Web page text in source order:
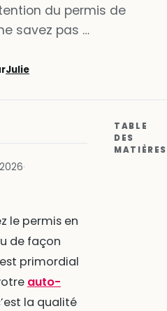
du permis de
savez pas …
Julie
·
le permis en
de façon
primordial
auto-
la qualité
TABLE
DES
MATIÈRES